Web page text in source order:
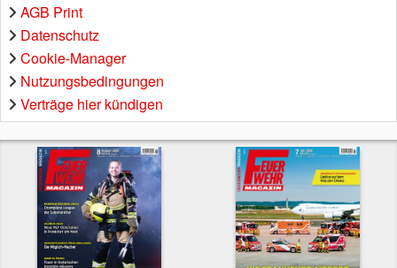
AGB Print
Datenschutz
Cookie-Manager
Nutzungsbedingungen
Verträge hier kündigen